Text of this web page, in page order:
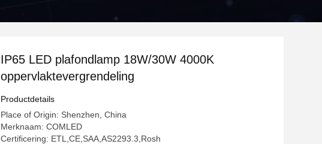
IP65 LED plafondlamp 18W/30W 4000K
oppervlaktevergrendeling
Productdetails
Place of Origin: Shenzhen, China
Merknaam: COMLED
Certificering: ETL,CE,SAA,AS2293.3,Rosh